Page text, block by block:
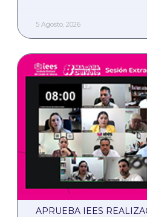
5 Agosto, 2026
APRUEBA IEES